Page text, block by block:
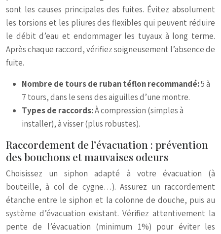
sont les causes principales des fuites. Évitez absolument
les torsions et les pliures des flexibles qui peuvent réduire
le débit d’eau et endommager les tuyaux à long terme.
Après chaque raccord, vérifiez soigneusement l’absence de
fuite.
Nombre de tours de ruban téflon recommandé:5 à
7 tours, dans le sens des aiguilles d’une montre.
Types de raccords:À compression (simples à
installer), à visser (plus robustes).
Raccordement de l’évacuation : prévention
des bouchons et mauvaises odeurs
Choisissez un siphon adapté à votre évacuation (à
bouteille, à col de cygne…). Assurez un raccordement
étanche entre le siphon et la colonne de douche, puis au
système d’évacuation existant. Vérifiez attentivement la
pente de l’évacuation (minimum 1%) pour éviter les